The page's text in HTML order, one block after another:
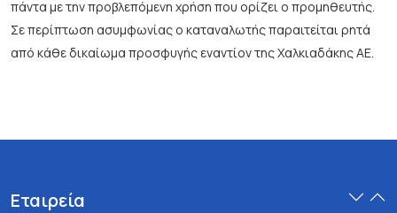
πάντα με την προβλεπόμενη χρήση που ορίζει ο προμηθευτής.
Σε περίπτωση ασυμφωνίας ο καταναλωτής παραιτείται ρητά
από κάθε δικαίωμα προσφυγής εναντίον της Χαλκιαδάκης ΑΕ.
Εταιρεία